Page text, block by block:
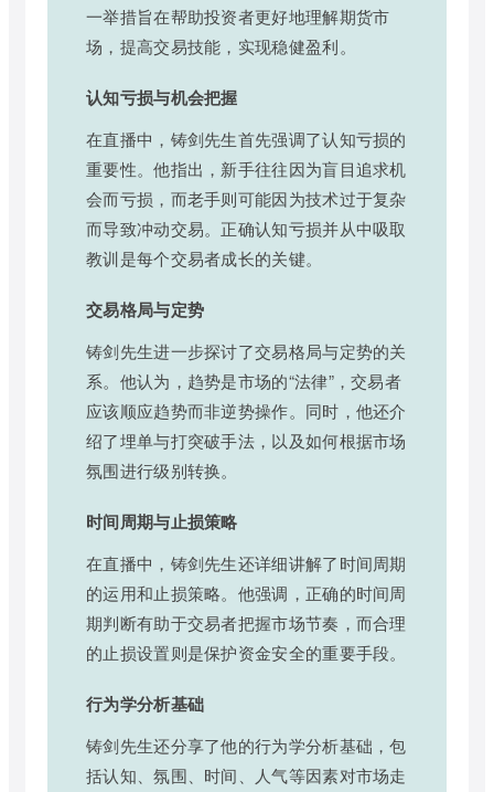
一举措旨在帮助投资者更好地理解期货市
场，提高交易技能，实现稳健盈利。
认知亏损与机会把握
在直播中，铸剑先生首先强调了认知亏损的
重要性。他指出，新手往往因为盲目追求机
会而亏损，而老手则可能因为技术过于复杂
而导致冲动交易。正确认知亏损并从中吸取
教训是每个交易者成长的关键。
交易格局与定势
铸剑先生进一步探讨了交易格局与定势的关
系。他认为，趋势是市场的“法律”，交易者
应该顺应趋势而非逆势操作。同时，他还介
绍了埋单与打突破手法，以及如何根据市场
氛围进行级别转换。
时间周期与止损策略
在直播中，铸剑先生还详细讲解了时间周期
的运用和止损策略。他强调，正确的时间周
期判断有助于交易者把握市场节奏，而合理
的止损设置则是保护资金安全的重要手段。
行为学分析基础
铸剑先生还分享了他的行为学分析基础，包
括认知、氛围、时间、人气等因素对市场走